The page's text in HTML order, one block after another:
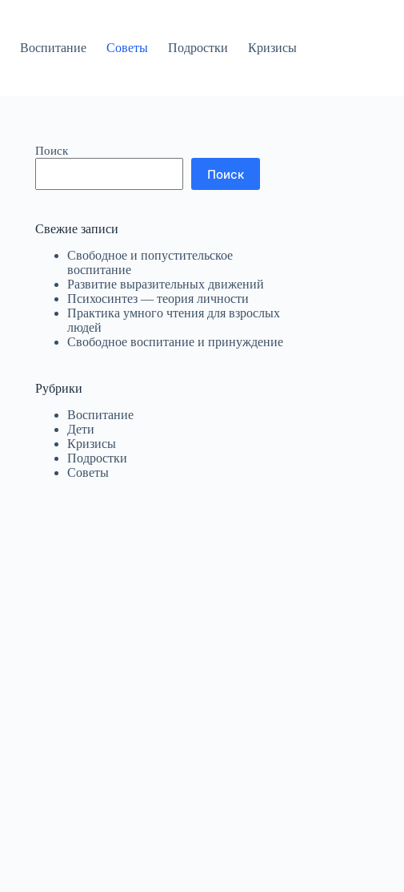
Воспитание Советы Подростки Кризисы
Поиск
Поиск
Свежие записи
Свободное и попустительское
воспитание
Развитие выразительных движений
Психосинтез — теория личности
Практика умного чтения для взрослых
людей
Свободное воспитание и принуждение
Рубрики
Воспитание
Дети
Кризисы
Подростки
Советы